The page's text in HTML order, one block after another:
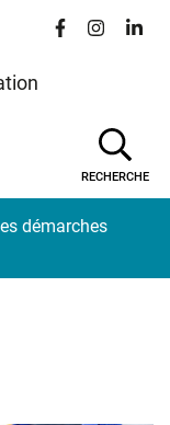
d'accessibilité
Lien vers le
Lien vers
Lien
RECHERCHE
démarches